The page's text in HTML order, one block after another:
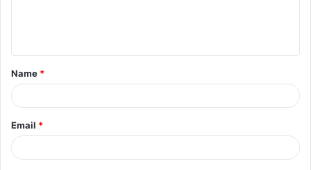
t
*
Name *
Email *